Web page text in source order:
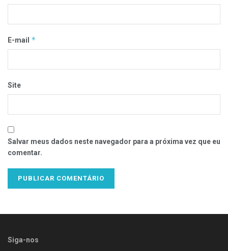
E-mail *
Site
Salvar meus dados neste navegador para a próxima vez que eu
comentar.
Siga-nos